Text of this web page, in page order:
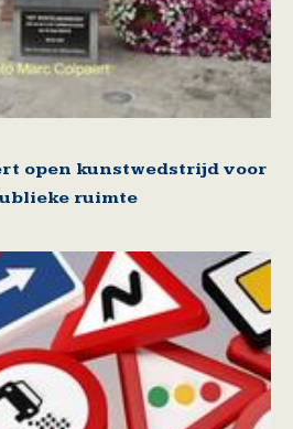
open kunstwedstrijd voor
ruimte